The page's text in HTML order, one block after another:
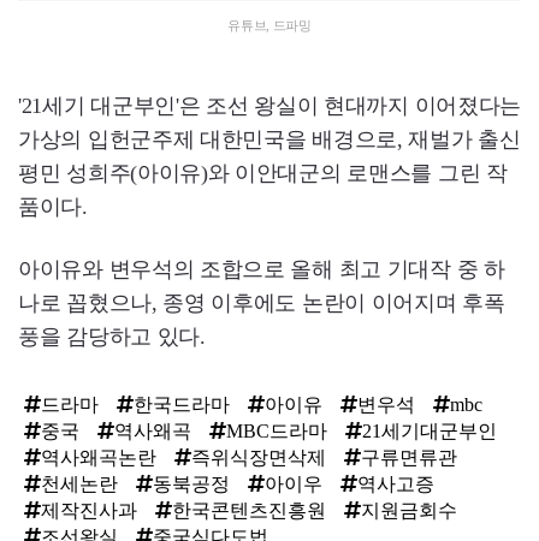
유튜브, 드파밍
'21세기 대군부인'은 조선 왕실이 현대까지 이어졌다는
가상의 입헌군주제 대한민국을 배경으로, 재벌가 출신
평민 성희주(아이유)와 이안대군의 로맨스를 그린 작
품이다.
아이유와 변우석의 조합으로 올해 최고 기대작 중 하
나로 꼽혔으나, 종영 이후에도 논란이 이어지며 후폭
풍을 감당하고 있다.
드라마 한국드라마 아이유 변우석
mbc
중국
역사왜곡 MBC드라마
21세기대군부인
역사왜곡논란
즉위식장면삭제
구류면류관
천세논란
동북공정 아이우
역사고증
제작진사과
한국콘텐츠진흥원
지원금회수